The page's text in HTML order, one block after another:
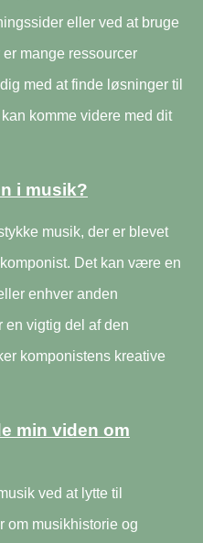
eller ved at bruge
mange ressourcer
med at finde løsninger til
komme videre med dit
i musik?
musik, der er blevet
Det kan være en
enhver anden
en vigtig del af den
komponistens kreative
min viden om
ved at lytte til
om musikhistorie og